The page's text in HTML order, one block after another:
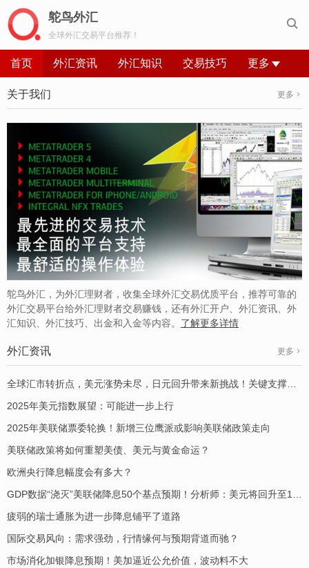

鸵鸟外汇
全球外汇交易平台推荐！
首页 外汇资讯 外汇知识 交易技巧 更多
关于我们 更多
鸵鸟外汇，为外汇理财者，收集全球外汇交易优质平台，推荐可靠的
外汇交易平台给外汇理财者交易赚钱，还有外汇开户、外汇资讯、外
汇知识、外汇技巧、出金和入金等内容。 了解更多详情
外汇资讯 更多
全球汇市转折点，美元涨势未尽，日元回升带来新挑战！关键支撑位解析
2025年美元指数展望：可能进一步上行
2025年美联储票委轮换！新增三位鹰派或影响美联储政策走向
美联储政策将如何重塑美债、美元与黄金命运？
欧洲央行降息幅度会有多大？
GDP数据“浇灭”美联储降息50个基点预期！分析师：美元将回升至103-104区域
疲弱的瑞士通胀为进一步降息铺平了道路
国际交易风向：需求强劲，行情缘何与预期背道而驰？
市场消化加银降息预期！美加逼近公允价值，波动料不大